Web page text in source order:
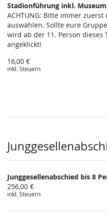
Stadionführung inkl.
ACHTUNG: Bitte immer
auswählen. Sollte eure
wird ab der 11. Person dieses
angeklickt!
16,00 €
inkl. Steuern
Junggesellenabschied bis 8
256,00 €
inkl. Steuern